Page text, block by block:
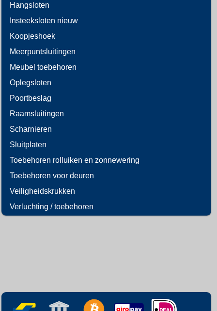
Hangsloten
Insteeksloten nieuw
Koopjeshoek
Meerpuntsluitingen
Meubel toebehoren
Oplegsloten
Poortbeslag
Raamsluitingen
Scharnieren
Sluitplaten
Toebehoren rolluiken en zonnewering
Toebehoren voor deuren
Veiligheidskrukken
Verluchting / toebehoren